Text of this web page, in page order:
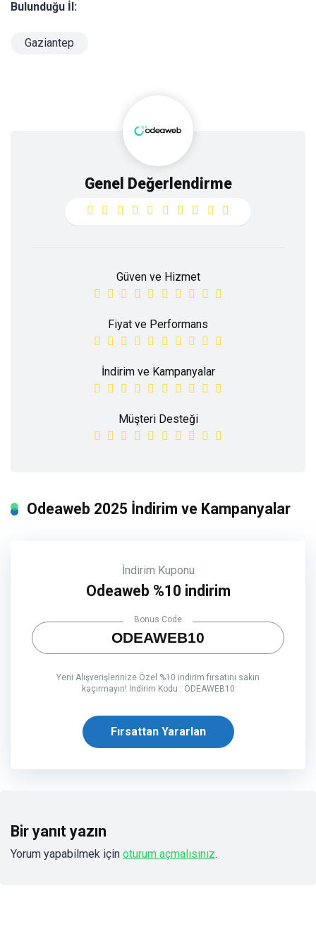
Bulunduğu İl:
Gaziantep
Genel Değerlendirme
Güven ve Hizmet
Fiyat ve Performans
İndirim ve Kampanyalar
Müşteri Desteği
Odeaweb 2025 İndirim ve Kampanyalar
İndirim Kuponu
Odeaweb %10 indirim
ODEAWEB10
Bonus Code
Yeni Alışverişlerinize Özel %10 indirim fırsatını sakın
kaçırmayın! İndirim Kodu : ODEAWEB10
Fırsattan Yararlan
Bir yanıt yazın
Yorum yapabilmek için oturum açmalısınız.